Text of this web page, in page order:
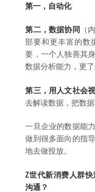
第一，自动化
第二，数据协同 （
部要和更丰富的数
要，一个人独善其
数据分析能力，更
第三，用人文社会
去解读数据，把数
一旦企业的数据能
做到很多面向的指
地去做投放。
Z世代新消费人群
沟通？